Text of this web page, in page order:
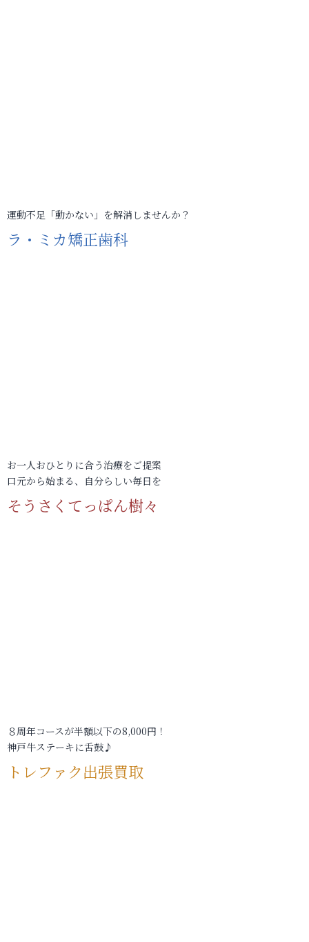
運動不足「動かない」を解消しませんか？
ラ・ミカ矯正歯科
お一人おひとりに合う治療をご提案
口元から始まる、自分らしい毎日を
そうさくてっぱん樹々
８周年コースが半額以下の8,000円！
神戸牛ステーキに舌鼓♪
トレファク出張買取